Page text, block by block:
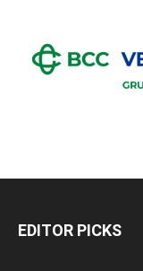
EDITOR PICKS